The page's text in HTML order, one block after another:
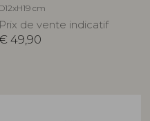
D12xH19 cm
Prix de vente indicatif
49,90